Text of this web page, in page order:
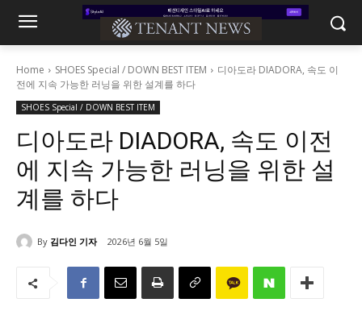
Home SHOES Special / DOWN BEST ITEM
디아도라 DIADORA, 속도 이
전에 지속 가능한 러닝을 위한 설계를 하다
SHOES Special / DOWN BEST ITEM
디아도라 DIADORA, 속도 이전
에 지속 가능한 러닝을 위한 설
계를 하다
By 김다인 기자 2026년 6월 5일